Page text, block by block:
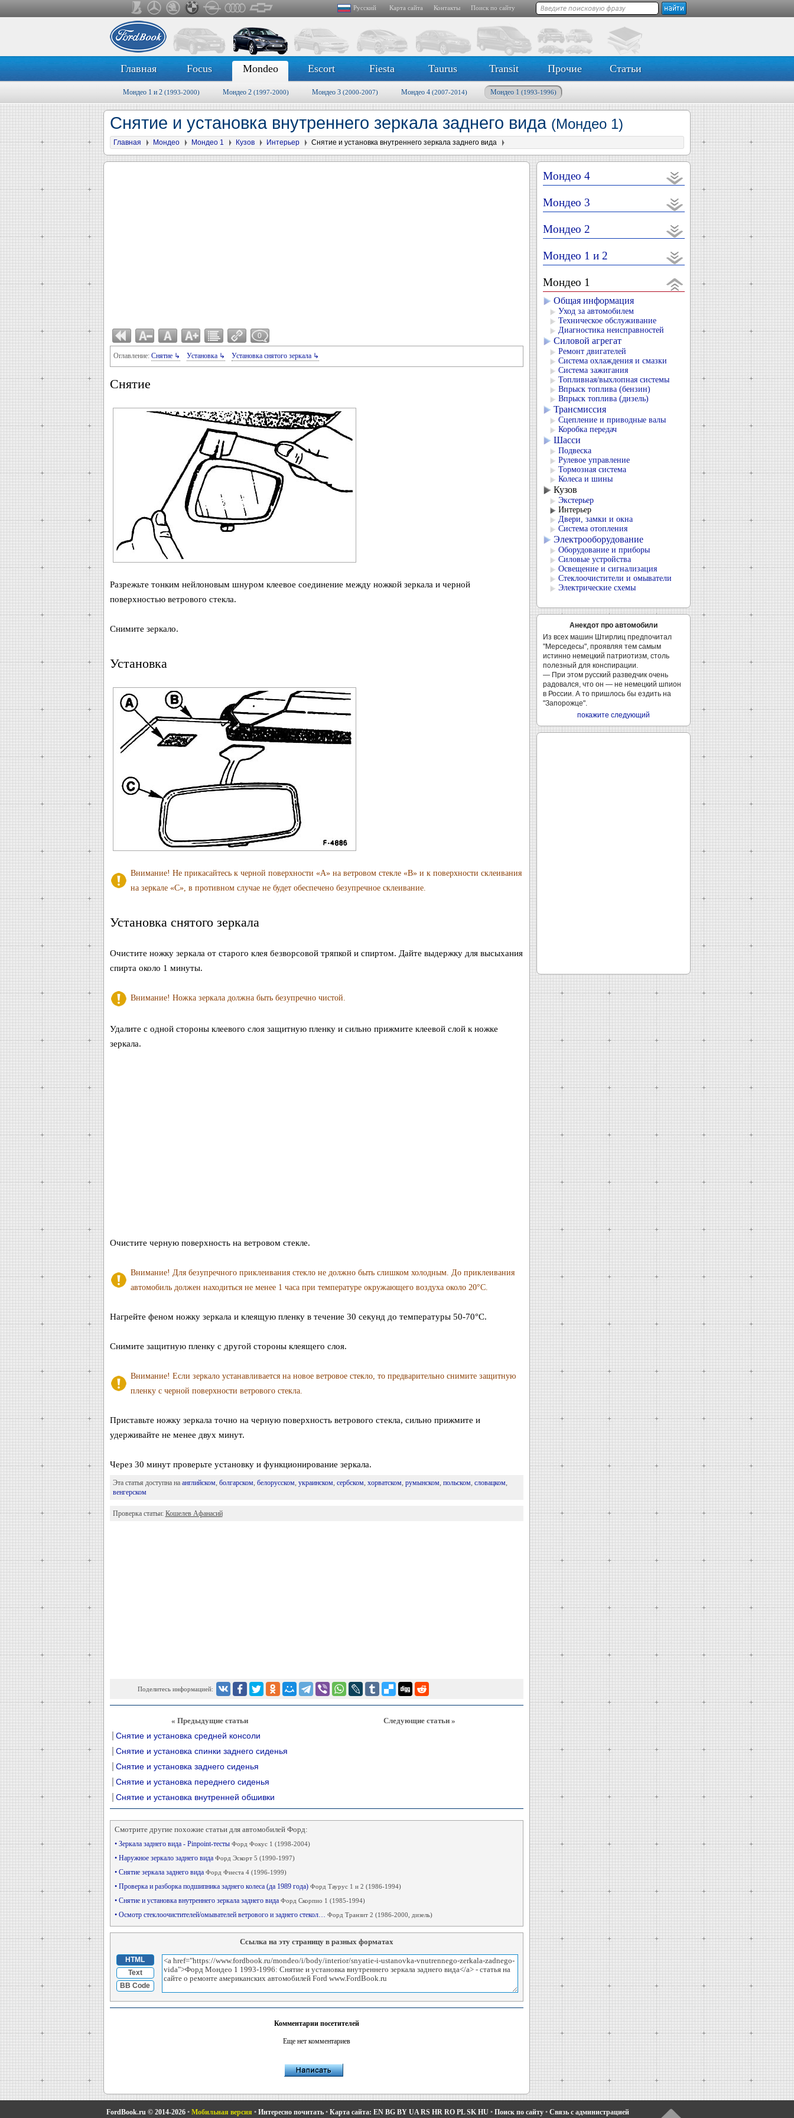
Русский Карта сайта Контакты Поиск по сайту
Главная Focus Mondeo Escort Fiesta Taurus Transit Прочие Статьи
Мондео 1 и 2 (1993-2000) Мондео 2 (1997-2000) Мондео 3 (2000-2007) Мондео 4 (2007-2014) Мондео 1 (1993-1996)
Снятие и установка внутреннего зеркала заднего вида (Мондео 1)
Главная Мондео Мондео 1 Кузов Интерьер Снятие и установка внутреннего зеркала заднего вида
0
Оглавление: Снятие ↳ Установка ↳ Установка снятого зеркала ↳
Снятие
Разрежьте тонким нейлоновым шнуром клеевое соединение между ножкой зеркала и черной
поверхностью ветрового стекла.
Снимите зеркало.
Установка
Внимание! Не прикасайтесь к черной поверхности «А» на ветровом стекле «В» и к поверхности склеивания
на зеркале «С», в противном случае не будет обеспечено безупречное склеивание.
Установка снятого зеркала
Очистите ножку зеркала от старого клея безворсовой тряпкой и спиртом. Дайте выдержку для высыхания
спирта около 1 минуты.
Внимание! Ножка зеркала должна быть безупречно чистой.
Удалите с одной стороны клеевого слоя защитную пленку и сильно прижмите клеевой слой к ножке
зеркала.
Очистите черную поверхность на ветровом стекле.
Внимание! Для безупречного приклеивания стекло не должно быть слишком холодным. До приклеивания
автомобиль должен находиться не менее 1 часа при температуре окружающего воздуха около 20°C.
Нагрейте феном ножку зеркала и клеящую пленку в течение 30 секунд до температуры 50-70°C.
Снимите защитную пленку с другой стороны клеящего слоя.
Внимание! Если зеркало устанавливается на новое ветровое стекло, то предварительно снимите защитную
пленку с черной поверхности ветрового стекла.
Приставьте ножку зеркала точно на черную поверхность ветрового стекла, сильно прижмите и
удерживайте не менее двух минут.
Через 30 минут проверьте установку и функционирование зеркала.
Эта статья доступна на английском, болгарском, белорусском, украинском, сербском, хорватском, румынском, польском, словацком,
венгерском
Проверка статьи: Кошелев Афанасий
Поделитесь информацией:
« Предыдущие статьи
Снятие и установка средней консоли
Снятие и установка спинки заднего сиденья
Снятие и установка заднего сиденья
Снятие и установка переднего сиденья
Снятие и установка внутренней обшивки
Следующие статьи »
Смотрите другие похожие статьи для автомобилей Форд:
• Зеркала заднего вида - Pinpoint-тесты Форд Фокус 1 (1998-2004)
• Наружное зеркало заднего вида Форд Эскорт 5 (1990-1997)
• Снятие зеркала заднего вида Форд Фиеста 4 (1996-1999)
• Проверка и разборка подшипника заднего колеса (да 1989 года) Форд Таурус 1 и 2 (1986-1994)
• Снятие и установка внутреннего зеркала заднего вида Форд Скорпио 1 (1985-1994)
• Осмотр стеклоочистителей/омывателей ветрового и заднего стекол… Форд Транзит 2 (1986-2000, дизель)
Ссылка на эту страницу в разных форматах
HTML
Text
BB Code
Комментарии посетителей
Еще нет комментариев
Мондео 4
Мондео 3
Мондео 2
Мондео 1 и 2
Мондео 1
Общая информация
Уход за автомобилем
Техническое обслуживание
Диагностика неисправностей
Силовой агрегат
Ремонт двигателей
Система охлаждения и смазки
Система зажигания
Топливная/выхлопная системы
Впрыск топлива (бензин)
Впрыск топлива (дизель)
Трансмиссия
Сцепление и приводные валы
Коробка передач
Шасси
Подвеска
Рулевое управление
Тормозная система
Колеса и шины
Кузов
Экстерьер
Интерьер
Двери, замки и окна
Система отопления
Электрооборудование
Оборудование и приборы
Силовые устройства
Освещение и сигнализация
Стеклоочистители и омыватели
Электрические схемы
Анекдот про автомобили
Из всех машин Штирлиц предпочитал
"Мерседесы", проявляя тем самым
истинно немецкий патриотизм, столь
полезный для конспирации.
— При этом русский разведчик очень
радовался, что он — не немецкий шпион
в России. А то пришлось бы ездить на
"Запорожце".
покажите следующий
FordBook.ru © 2014-2026 • Мобильная версия • Интересно почитать • Карта сайта: EN BG BY UA RS HR RO PL SK HU • Поиск по сайту • Связь с администрацией